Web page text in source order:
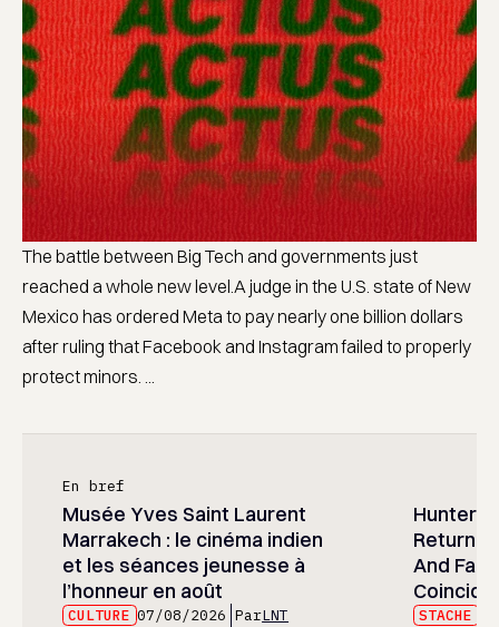
The battle between Big Tech and governments just
reached a whole new level.A judge in the U.S. state of New
Mexico has ordered Meta to pay nearly one billion dollars
after ruling that Facebook and Instagram failed to properly
protect minors. ...
En bref
Musée Yves Saint Laurent
Marrakech : le cinéma indien
et les séances jeunesse à
l’honneur en août
CULTURE 07/08/2026 ParLNT
Hunter
And
STACHE